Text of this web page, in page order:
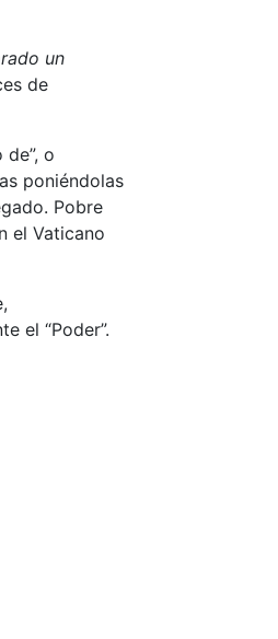
un
de
o
poniéndolas
Pobre
el Vaticano
el “Poder”.